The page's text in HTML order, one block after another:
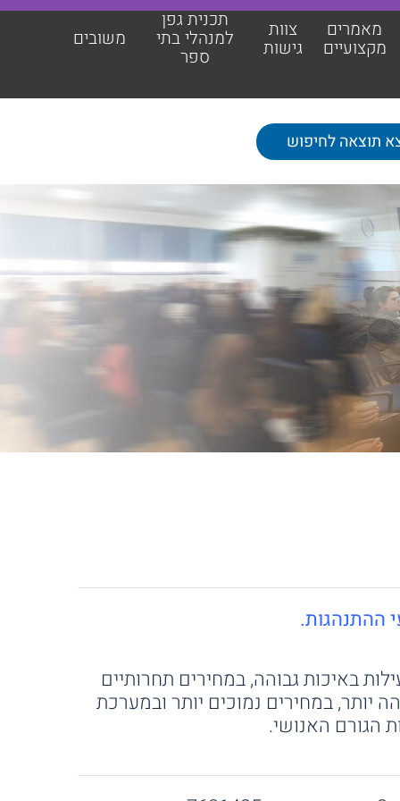
מאמרים
מקצועיים
צוות
גישות
תכנית גפן
למנהלי בתי
ספר
משובים
תכנית גפן למנהלי בתי ספר
באיכות גבוהה, במחירים תחרותיים
במחירים נמוכים יותר ובמערכת
הגורם האנושי.